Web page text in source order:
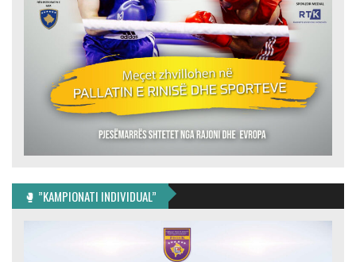
🥊 ”KAMPIONATI INDIVIDUAL”